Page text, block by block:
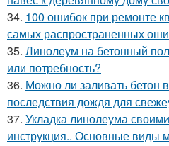
34. 100 ошибок при ремонте
самых распространенных
35. Линолеум на бетонный
или потребность?
36. Можно ли заливать бетон
последствия дождя для
37. Укладка линолеума
инструкция.. Основные виды